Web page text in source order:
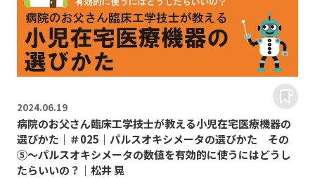
2024.06.19
病院のお父さん臨床工学技士が教える小児在宅医療機器の
選びかた｜＃025｜パルスオキシメータの選びかた その
⑤～パルスオキシメータの数値を有効的に使うにはどうし
たらいいの？｜松井 晃